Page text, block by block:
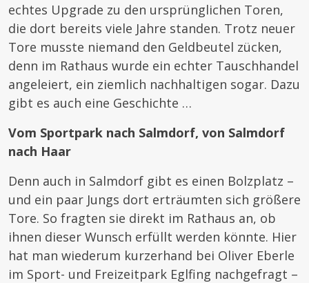
echtes Upgrade zu den ursprünglichen Toren,
die dort bereits viele Jahre standen. Trotz neuer
Tore musste niemand den Geldbeutel zücken,
denn im Rathaus wurde ein echter Tauschhandel
angeleiert, ein ziemlich nachhaltigen sogar. Dazu
gibt es auch eine Geschichte …
Vom Sportpark nach Salmdorf, von Salmdorf
nach Haar
Denn auch in Salmdorf gibt es einen Bolzplatz –
und ein paar Jungs dort erträumten sich größere
Tore. So fragten sie direkt im Rathaus an, ob
ihnen dieser Wunsch erfüllt werden könnte. Hier
hat man wiederum kurzerhand bei Oliver Eberle
im Sport- und Freizeitpark Eglfing nachgefragt –